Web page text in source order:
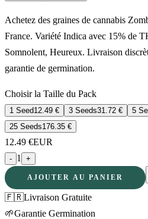
Achetez des graines de cannabis
France. Variété Indica avec 15% de
Somnolent, Heureux. Livraison
garantie de germination.
Choisir la Taille du Pack
1 Seed12.49 € 3 Seeds31.72 € 5
25 Seeds176.35 €
12.49 €EUR
- 1 +
AJOUTER AU PANIER
🇫🇷Livraison Gratuite
🌱Garantie Germination